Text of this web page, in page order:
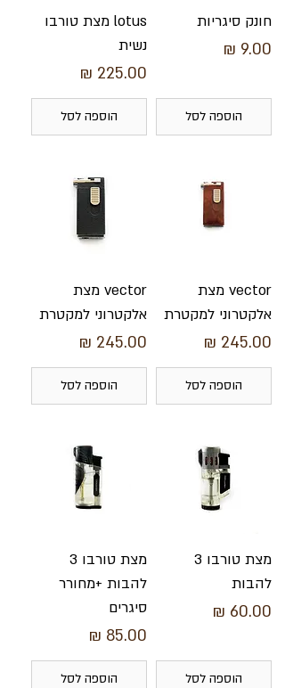
חונק סיגריות
מחיר
הוספה לסל
lotus מצת טורבו
נשית
מחיר
הוספה לסל
vector מצת
אלקטרוני למקטרת
מחיר
הוספה לסל
vector מצת
אלקטרוני למקטרת
מחיר
הוספה לסל
מצת טורבו 3
להבות
מחיר
הוספה לסל
מצת טורבו 3
להבות +מחורר
סיגרים
מחיר
הוספה לסל